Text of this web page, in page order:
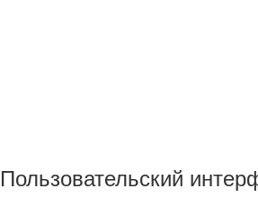
Пользовательский